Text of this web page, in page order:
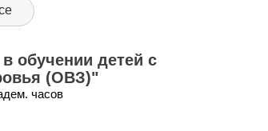
обучении детей с
(ОВЗ)"
часов